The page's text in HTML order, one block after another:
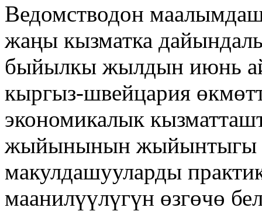
Ведомстводон
жаңы кызматка
быйылкы жылдын июнь
кыргыз-швейцария
экономикалык
жыйынынын жыйынтыгы
макулдашууларды
маанилүүлүгүн өзгөчө